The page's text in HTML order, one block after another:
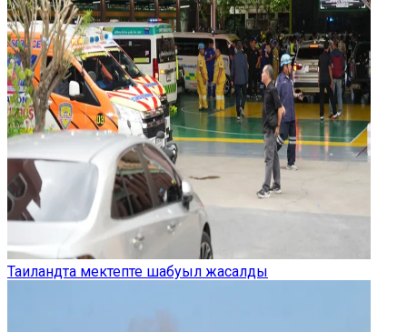
Таиландта мектепте шабуыл жасалды